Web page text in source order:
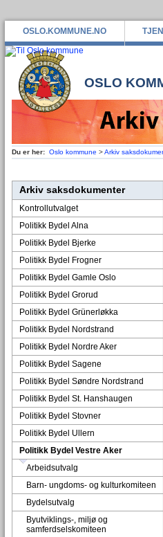
OSLO.KOMMUNE.NO
OSLO
Du er her: Oslo kommune >Arkiv
Arkiv saksdokumenter
Kontrollutvalget
Politikk Bydel Alna
Politikk Bydel Bjerke
Politikk Bydel Frogner
Politikk Bydel Gamle Oslo
Politikk Bydel Grorud
Politikk Bydel Grünerløkka
Politikk Bydel Nordstrand
Politikk Bydel Nordre Aker
Politikk Bydel Sagene
Politikk Bydel Søndre Nordstrand
Politikk Bydel St. Hanshaugen
Politikk Bydel Stovner
Politikk Bydel Ullern
Politikk Bydel Vestre Aker
Arbeidsutvalg
Barn- ungdoms- og kulturkomiteen
Bydelsutvalg
Byutviklings-, miljø og
samferdselskomiteen